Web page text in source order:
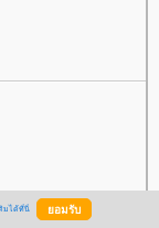
มได้ที่นี่